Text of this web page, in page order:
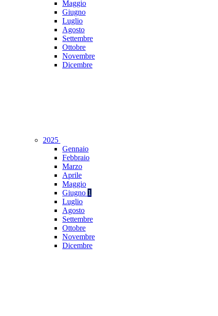
Maggio
Giugno
Luglio
Agosto
Settembre
Ottobre
Novembre
Dicembre
2025
Gennaio
Febbraio
Marzo
Aprile
Maggio
Giugno 1
Luglio
Agosto
Settembre
Ottobre
Novembre
Dicembre